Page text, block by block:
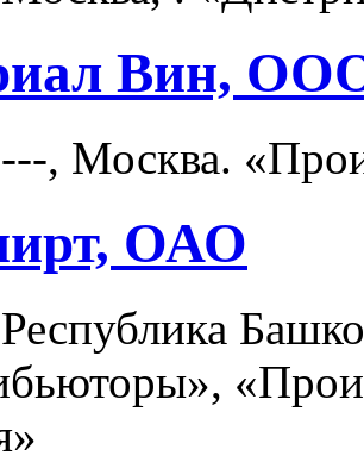
Вин,
, Москва.
ОАО